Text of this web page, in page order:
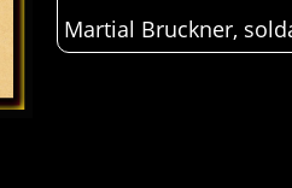
Martial Bruckner,